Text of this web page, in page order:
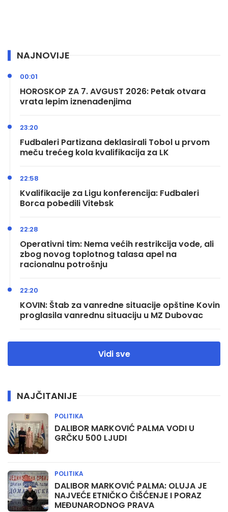
NAJNOVIJE
HOROSKOP ZA 7. AVGUST 2026: Petak otvara
vrata lepim iznenađenjima
00:01
Fudbaleri Partizana deklasirali Tobol u prvom
meču trećeg kola kvalifikacija za LK
23:20
Kvalifikacije za Ligu konferencija: Fudbaleri
Borca pobedili Vitebsk
22:58
Operativni tim: Nema većih restrikcija vode, ali
zbog novog toplotnog talasa apel na
racionalnu potrošnju
22:28
KOVIN: Štab za vanredne situacije opštine Kovin
proglasila vanrednu situaciju u MZ Dubovac
22:20
Vidi sve
NAJČITANIJE
DALIBOR MARKOVIĆ PALMA VODI U
GRČKU 500 LJUDI
POLITIKA
DALIBOR MARKOVIĆ PALMA: OLUJA JE
NAJVEĆE ETNIČKO ČIŠĆENJE I PORAZ
MEĐUNARODNOG PRAVA
POLITIKA